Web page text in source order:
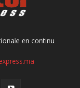
en continu